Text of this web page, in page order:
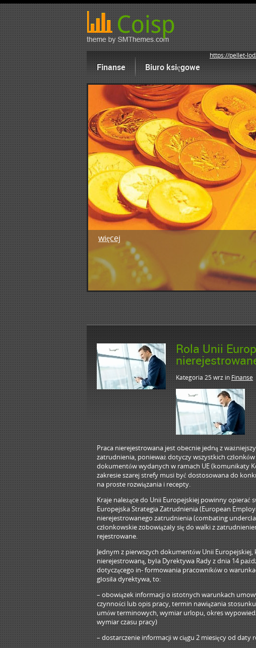
Finanse Biuro księgowe
https://pellet-
więcej
1 2 3
Rola Unii
Kategoria 25 wrzinFinanse
Praca nierejestrowana jest obecnie jedną z
zatrudnienia, ponieważ dotyczy wszystkich
dokumentów wydanych w ramach UE (komunikaty
zakresie szarej strefy musi być dostosowana do
na proste rozwiązania i recepty.
Kraje należące do Unii Europejskiej powinny opierać
Europejska Strategia Zatrudnienia (European
nierejestrowanego zatrudnienia (combating
członkowskie zobowiązały się do walki z
rejestrowane.
Jednym z pierwszych dokumentów Unii
nierejestrowaną, była Dyrektywa Rady z dnia 14
dotyczącego in- formowania pracowników o
głosiła dyrektywa, to:
– obowiązek informacji o istotnych warunkach
czynności lub opis pracy, termin nawiązania
umów terminowych, wymiar urlopu, okres
wymiar czasu pracy)
– dostarczenie informacji w ciągu 2 miesięcy od daty